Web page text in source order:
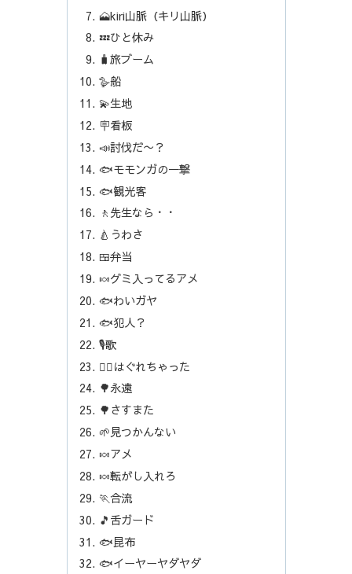
🗻kiri山脈（キリ山脈）
💤ひと休み
🧳旅ブーム
🪿船
💫生地
🪧看板
📣討伐だ〜？
🐟モモンガの一撃
🐟観光客
🚶先生なら・・
🍐うわさ
🍱弁当
🍬グミ入ってるアメ
🐟わいガヤ
🐟犯人？
🎙️歌
🏃‍♀️はぐれちゃった
🌳永遠
🌳さすまた
🌱見つかんない
🍬アメ
🍬転がし入れろ
🏃合流
🎵舌ガード
🐟昆布
🐟イーヤーヤダヤダ